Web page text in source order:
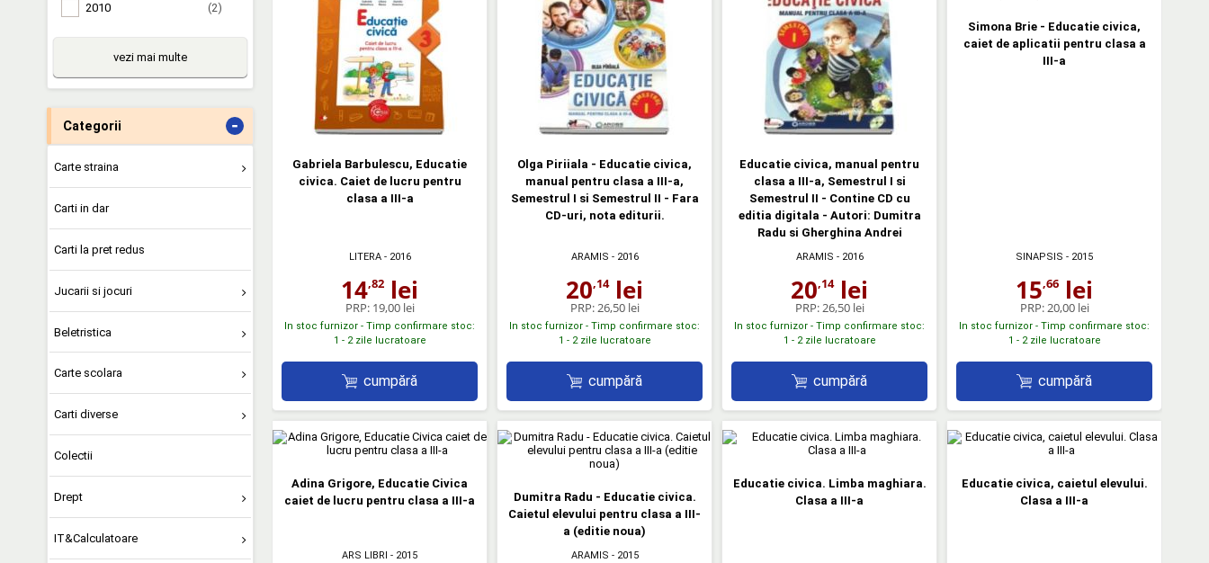
2010 (2)
vezi mai multe
Categorii -
Carte straina
Carti in dar
Carti la pret redus
Jucarii si jocuri
Beletristica
Carte scolara
Carti diverse
Colectii
Drept
IT&Calculatoare
Gabriela Barbulescu, Educatie
civica. Caiet de lucru pentru
clasa a III-a
LITERA- 2016
14,82 lei
PRP: 19,00 lei
In stoc furnizor - Timp confirmare stoc:
1 - 2 zile lucratoare
cumpără
Olga Piriiala - Educatie civica,
manual pentru clasa a III-a,
Semestrul I si Semestrul II - Fara
CD-uri, nota editurii.
ARAMIS - 2016
20,14lei
PRP:26,50 lei
In stoc furnizor - Timp confirmare stoc:
1 - 2 zile lucratoare
cumpără
Educatie civica, manual pentru
clasa a III-a, Semestrul I si
Semestrul II - Contine CD cu
editia digitala - Autori: Dumitra
Radu si Gherghina Andrei
ARAMIS - 2016
20,14lei
PRP:26,50 lei
In stoc furnizor - Timp confirmare stoc:
1 - 2 zile lucratoare
cumpără
Simona Brie - Educatie civica,
caiet de aplicatii pentru clasa a
III-a
SINAPSIS - 2015
15,66 lei
PRP:20,00 lei
In stoc furnizor - Timp confirmare stoc:
1 - 2 zile lucratoare
cumpără
Adina Grigore, Educatie Civica
caiet de lucru pentru clasa a III-a
ARS LIBRI - 2015
Dumitra Radu - Educatie civica.
Caietul elevului pentru clasa a III-
a (editie noua)
ARAMIS - 2015
Educatie civica. Limba maghiara.
Clasa a III-a
Educatie civica, caietul elevului.
Clasa a III-a